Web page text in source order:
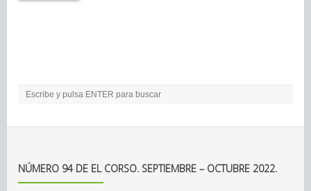
NÚMERO 94 DE EL CORSO. SEPTIEMBRE – OCTUBRE 2022.